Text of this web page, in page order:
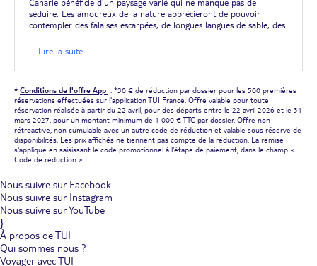
Canarie bénéficie d'un paysage varié qui ne manque pas de
séduire. Les amoureux de la nature apprécieront de pouvoir
contempler des falaises escarpées, de longues langues de sable, des
Terre de divertissements tournée vers la mer, Grande Canarie
aquatiques avec ses nombreuses infrastructures dédiés aux loisirs
vrais moments de détente.
Découvrir Las Palmas de Grande Canaria
Grâce à l'expertise TUI, vivez des vacances inoubliables en profitant
de nos meilleures offres vers des destinations ensoleillées comme
Grande Canarie. Capitale de l'île de Grande Canarie dans l'archipel
des Canaries, Las Palmas de Gran Canaria est également la ville la
dynamique et conviviale. Cette ville est dotée d'un riche patrimoine
et renferme notamment de véritables trésors architecturaux à
dénicher par le biais d'une promenade au gré de ses ruelles. Ne
Ana, il s'agit de l'un des monuments les plus importants de tout
l'archipel. La Palmas, c'est également ses plages dont la superbe
playa de las Canteras avec les montagnes pour décor, ses
... Lire la suite
* Conditions de l'offre App : *30 € de réduction par dossier pour les 500 premières
réservations effectuées sur l'application TUI France. Offre valable pour toute
réservation réalisée à partir du 22 avril, pour des départs entre le 22 avril 2026 et le 31
mars 2027, pour un montant minimum de 1 000 € TTC par dossier. Offre non
rétroactive, non cumulable avec un autre code de réduction et valable sous réserve de
disponibilités. Les prix affichés ne tiennent pas compte de la réduction. La remise
s'applique en saisissant le code promotionnel à l'étape de paiement, dans le champ «
Code de réduction ».
Nous suivre sur Facebook
Nous suivre sur Instagram
Nous suivre sur YouTube
}
À propos de TUI
Qui sommes nous ?
Voyager avec TUI